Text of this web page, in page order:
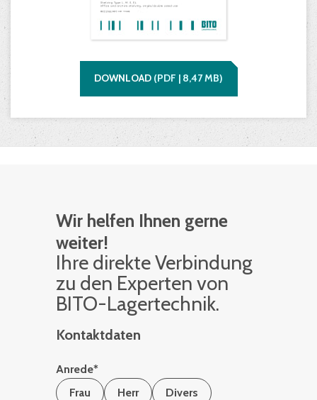
DOWNLOAD (PDF | 8,47MB)
Wir helfen Ihnen gerne
weiter!
Ihre di­rek­te Ver­bin­dung
zu den Ex­per­ten von
BITO-La­ger­tech­nik.
Kontaktdaten
Anrede*
Frau
Herr Divers